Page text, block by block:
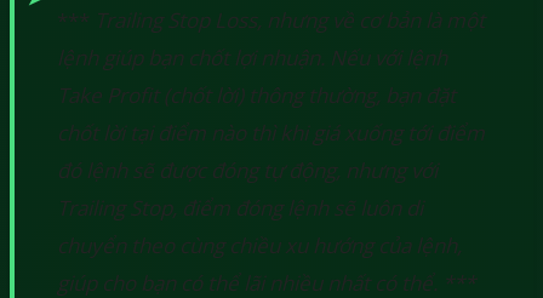
*** Trailing Stop Loss, nhưng về cơ bản là một
lệnh giúp bạn chốt lợi nhuận. Nếu với lệnh
Take Profit (chốt lời) thông thường, bạn đặt
chốt lời tại điểm nào thì khi giá xuống tới điểm
đó lệnh sẽ được đóng tự động, nhưng với
Trailing Stop, điểm đóng lệnh sẽ luôn di
chuyển theo cùng chiều xu hướng của lệnh,
giúp cho bạn có thể lãi nhiều nhất có thể. ***